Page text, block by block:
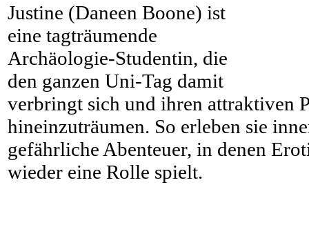
Justine (Daneen Boone) ist
eine tagträumende
Archäologie-Studentin, die
den ganzen Uni-Tag damit
verbringt sich und ihren attraktiven
hineinzuträumen. So erleben sie
gefährliche Abenteuer, in denen
wieder eine Rolle spielt.